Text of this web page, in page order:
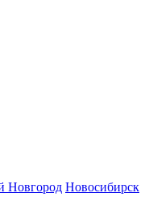
Новгород Новосибирск